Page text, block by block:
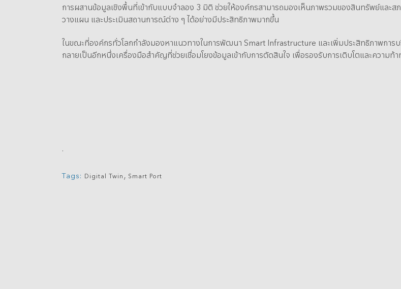
การผสานข้อมูลเชิงพื้นที่เข้ากับแบบจำลอง 3 มิติ ช่วยให้องค์กรสามารถมองเห็นภาพรวมของสินทรัพย์และส
วางแผน และประเมินสถานการณ์ต่าง ๆ ได้อย่างมีประสิทธิภาพมากขึ้น
ในขณะที่องค์กรทั่วโลกกำลังมองหาแนวทางในการพัฒนา Smart Infrastructure และเพิ่มประสิทธิภาพกา
กลายเป็นอีกหนึ่งเครื่องมือสำคัญที่ช่วยเชื่อมโยงข้อมูลเข้ากับการตัดสินใจ เพื่อรองรับการเติบโตและความท้
.
Tags: Digital Twin , Smart Port